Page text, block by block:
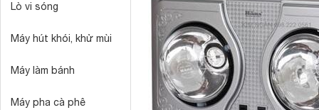
Lò vi sóng
Máy hút khói, khử mùi
Máy làm bánh
Máy pha cà phê